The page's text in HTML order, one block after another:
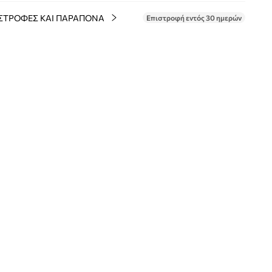
ΚΑΙ ΠΑΡΑΠΟΝΑ Επιστροφή εντός 30 ημερών